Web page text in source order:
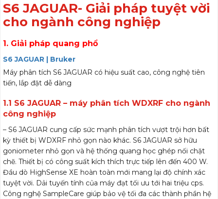
S6 JAGUAR- Giải pháp tuyệt vời
cho ngành công nghiệp
1. Giải pháp quang phổ
S6 JAGUAR | Bruker
Máy phân tích S6 JAGUAR có hiệu suất cao, công nghệ tiên
tiến, lắp đặt dễ dàng
1.1 S6 JAGUAR – máy phân tích WDXRF cho ngành
công nghiệp
– S6 JAGUAR cung cấp sức mạnh phân tích vượt trội hơn bất
kỳ thiết bị WDXRF nhỏ gọn nào khác. S6 JAGUAR sở hữu
goniometer nhỏ gọn và hệ thống quang học ghép nối chặt
chẽ. Thiết bị có công suất kích thích trực tiếp lên đến 400 W.
Đầu dò HighSense XE hoàn toàn mới mang lại độ chính xác
tuyệt vời. Dải tuyến tính của máy đạt tối ưu tới hai triệu cps.
Công nghệ SampleCare giúp bảo vệ tối đa các thành phần hệ